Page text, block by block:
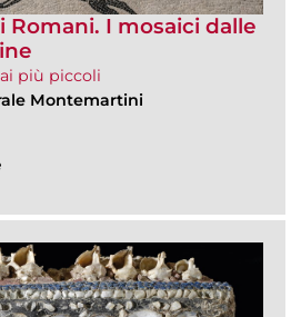
Romani. I mosaici dalle
più piccoli
Montemartini